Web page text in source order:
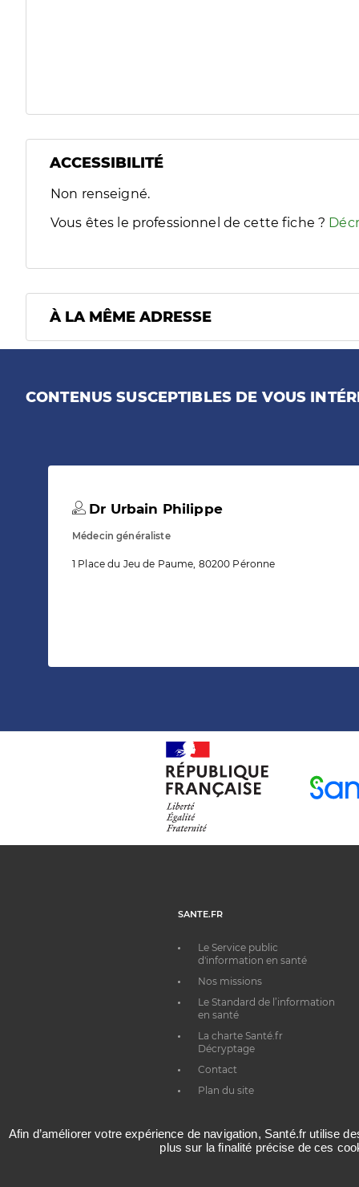
ACCESSIBILITÉ
Filtres
Sélectionnez un ou plusieurs handicaps/besoins
Non renseigné.
Vous êtes le professionnel de cette fiche ?
À LA MÊME ADRESSE
CONTENUS SUSCEPTIBLES DE VOUS
Dr Urbain Philippe
Médecin généraliste
1 Place du Jeu de Paume, 80200 Péronne
SANTE.FR
Le Service public
d'information en santé
Nos missions
Le Standard de l’information
en santé
La charte Santé.fr
Décryptage
Contact
Plan du site
Afin d’améliorer votre expérience de navigation, Santé.fr utilise
plus sur la finalité précise de ces